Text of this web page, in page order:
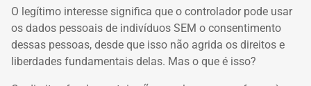
O legítimo interesse significa que o controlador pode usar
os dados pessoais de indivíduos SEM o consentimento
dessas pessoas, desde que isso não agrida os direitos e
liberdades fundamentais delas. Mas o que é isso?